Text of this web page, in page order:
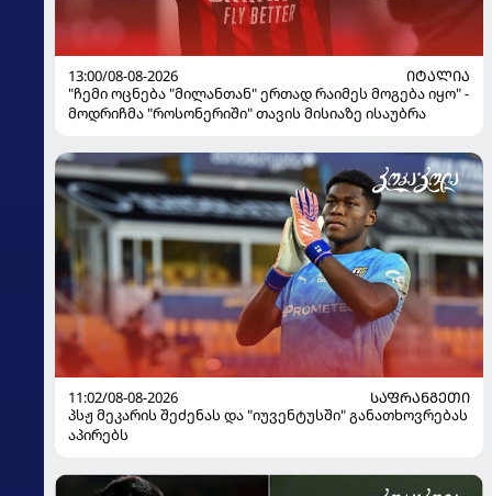
13:00/08-08-2026
ᲘᲢᲐᲚᲘᲐ
"ჩემი ოცნება "მილანთან" ერთად რაიმეს მოგება იყო" -
მოდრიჩმა "როსონერიში" თავის მისიაზე ისაუბრა
11:02/08-08-2026
ᲡᲐᲤᲠᲐᲜᲒᲔᲗᲘ
პსჟ მეკარის შეძენას და "იუვენტუსში" განათხოვრებას
აპირებს